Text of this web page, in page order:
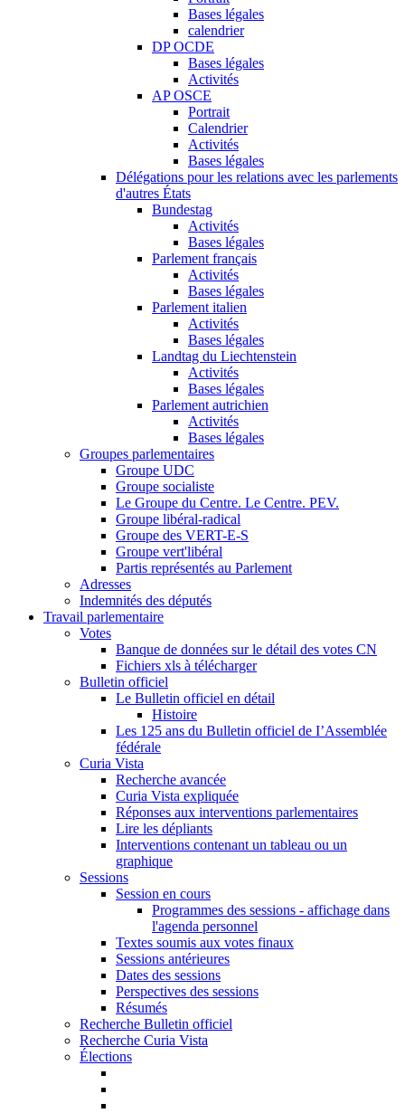
Bases légales
calendrier
DP OCDE
Bases légales
Activités
AP OSCE
Portrait
Calendrier
Activités
Bases légales
Délégations pour les relations avec les parlements
d'autres États
Bundestag
Activités
Bases légales
Parlement français
Activités
Bases légales
Parlement italien
Activités
Bases légales
Landtag du Liechtenstein
Activités
Bases légales
Parlement autrichien
Activités
Bases légales
Groupes parlementaires
Groupe UDC
Groupe socialiste
Le Groupe du Centre. Le Centre. PEV.
Groupe libéral-radical
Groupe des VERT-E-S
Groupe vert'libéral
Partis représentés au Parlement
Adresses
Indemnités des députés
Travail parlementaire
Votes
Banque de données sur le détail des votes CN
Fichiers xls à télécharger
Bulletin officiel
Le Bulletin officiel en détail
Histoire
Les 125 ans du Bulletin officiel de I’Assemblée
fédérale
Curia Vista
Recherche avancée
Curia Vista expliquée
Réponses aux interventions parlementaires
Lire les dépliants
Interventions contenant un tableau ou un
graphique
Sessions
Session en cours
Programmes des sessions - affichage dans
l'agenda personnel
Textes soumis aux votes finaux
Sessions antérieures
Dates des sessions
Perspectives des sessions
Résumés
Recherche Bulletin officiel
Recherche Curia Vista
Élections